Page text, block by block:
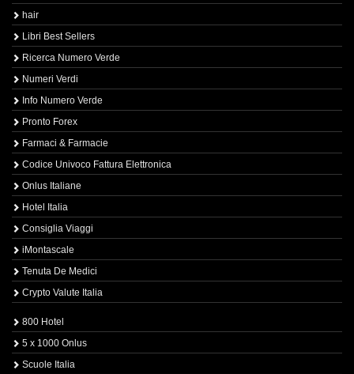
hair
Libri Best Sellers
Ricerca Numero Verde
Numeri Verdi
Info Numero Verde
Pronto Forex
Farmaci & Farmacie
Codice Univoco Fattura Elettronica
Onlus Italiane
Hotel Italia
Consiglia Viaggi
iMontascale
Tenuta De Medici
Crypto Valute Italia
800 Hotel
5 x 1000 Onlus
Scuole Italia